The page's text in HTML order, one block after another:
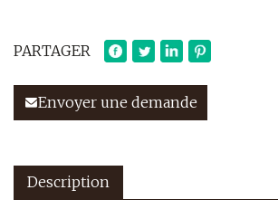
PARTAGER
Envoyer une demande
Description